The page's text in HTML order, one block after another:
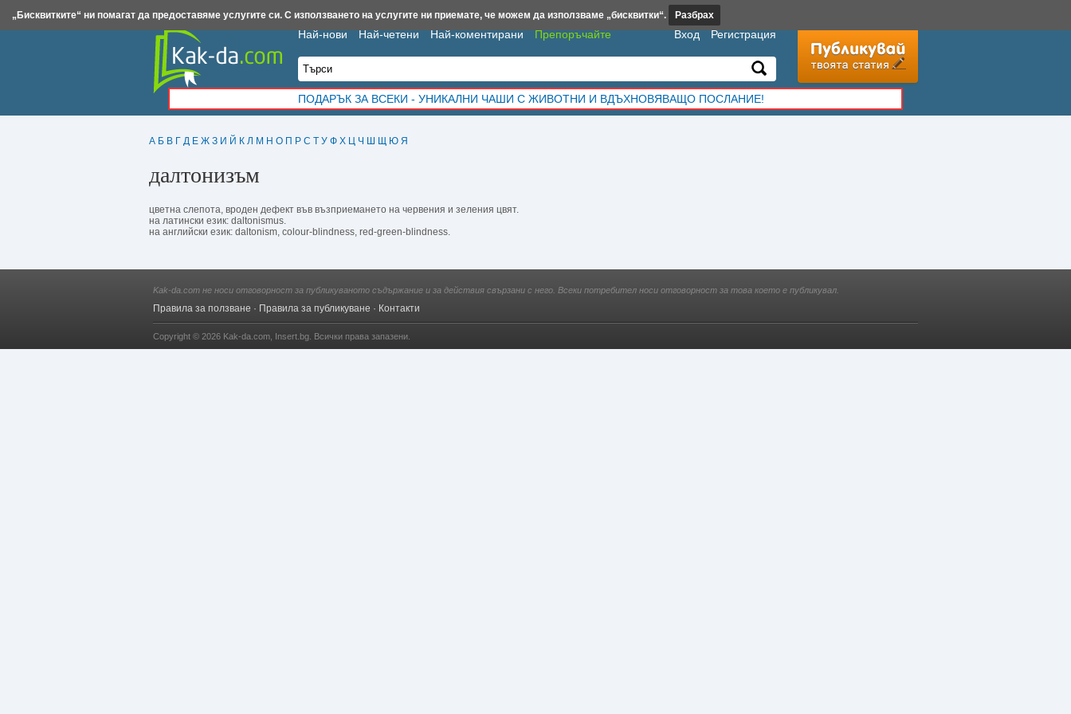
А Б В Г Д Е Ж З И Й К Л М Н О П Р С Т У Ф Х Ц Ч Ш Щ Ю Я
дaлтонизъм
цветна слепота, вроден дефект във възприемането на червения и зеления цвят.
на латински език: daltonismus.
на английски език: daltonism, colour-blindness, red-green-blindness.
Най-нови Най-четени Най-коментирани Препоръчайте Вход Регистрация
ПОДАРЪК ЗА ВСЕКИ - УНИКАЛНИ ЧАШИ С ЖИВОТНИ И ВДЪХНОВЯВАЩО ПОСЛАНИЕ!
Insert.bg Framar.bg Kak-da.com Iztochnik.com BauBau.bg NewAge.bg
Kak-da.com не носи отговорност за публикуваното съдържание и за действия свързани с него. Всеки потребител носи отговорност за това което е публикувал.
Правила за ползване · Правила за публикуване · Контакти
Copyright © 2026 Kak-da.com Insert.bg . Всички права запазени.
„Бисквитките“ ни помагат да предоставяме услугите си. С използването на услугите ни приемате, че можем да използваме „бисквитки“. Разбрах